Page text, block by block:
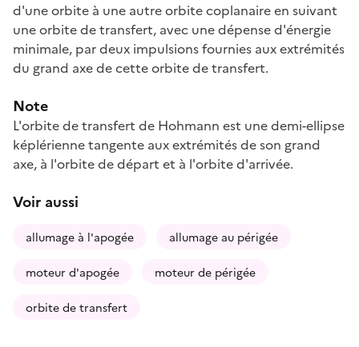
d'une orbite à une autre orbite coplanaire en suivant
une orbite de transfert, avec une dépense d'énergie
minimale, par deux impulsions fournies aux extrémités
du grand axe de cette orbite de transfert.
Note
L'orbite de transfert de Hohmann est une demi-ellipse
képlérienne tangente aux extrémités de son grand
axe, à l'orbite de départ et à l'orbite d'arrivée.
Voir aussi
allumage à l'apogée allumage au périgée
moteur d'apogée moteur de périgée
orbite de transfert